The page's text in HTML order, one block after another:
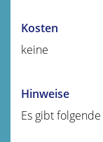
Kosten
keine
Hinweise
Es gibt